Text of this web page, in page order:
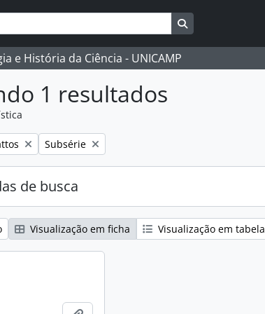
e História da Ciência - UNICAMP
1 resultados
Remover filtro:
Subsérie
de busca
Visualização em ficha Visualização em tabela